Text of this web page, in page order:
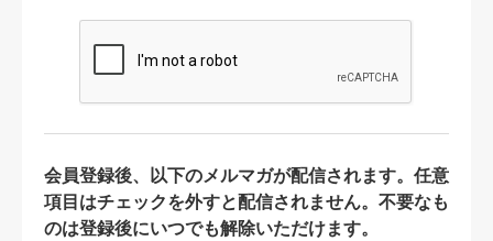
会員登録後、以下のメルマガが配信されます。任意
項目はチェックを外すと配信されません。不要なも
のは登録後にいつでも解除いただけます。